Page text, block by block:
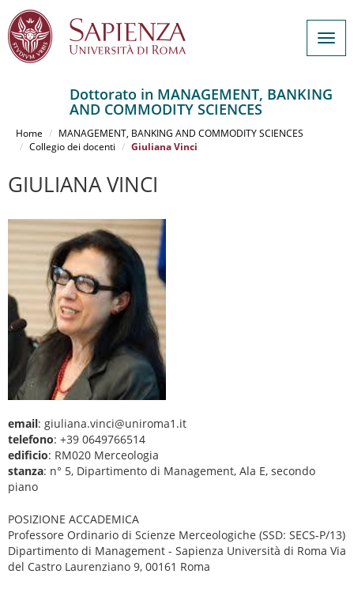
contenuto
Dottorato in MANAGEMENT, BANKING
AND COMMODITY SCIENCES
Home
MANAGEMENT, BANKING AND COMMODITY SCIENCES
Collegio dei docenti
Giuliana Vinci
GIULIANA VINCI
email: giuliana.vinci@uniroma1.it
telefono: +39 0649766514
edificio: RM020 Merceologia
stanza: n° 5, Dipartimento di Management, Ala E, secondo
piano
POSIZIONE ACCADEMICA
Professore Ordinario di Scienze Merceologiche (SSD: SECS-P/13)
Dipartimento di Management - Sapienza Università di Roma Via
del Castro Laurenziano 9, 00161 Roma